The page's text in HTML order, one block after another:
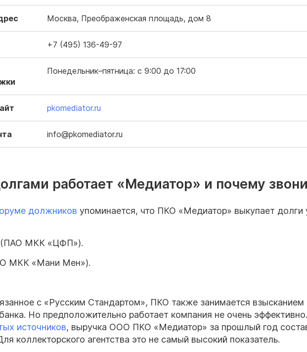
Москва, Преображенская площадь, дом 8
+7 (495) 136-49-97
Понедельник–пятница: с 9:00 до 17:00
pkomediator.ru
info@pkomediator.ru
работает «Медиатор» и почему
должников упоминается, что ПКО «Медиатор» выкупает долги
(ПАО МКК «ЦФП»).
МКК «Мани Мен»).
с «Русским Стандартом», ПКО также занимается взысканием
Но предположительно работает компания не очень эффективно.
источников, выручка ООО ПКО «Медиатор» за прошлый год
коллекторского агентства это не самый высокий показатель.